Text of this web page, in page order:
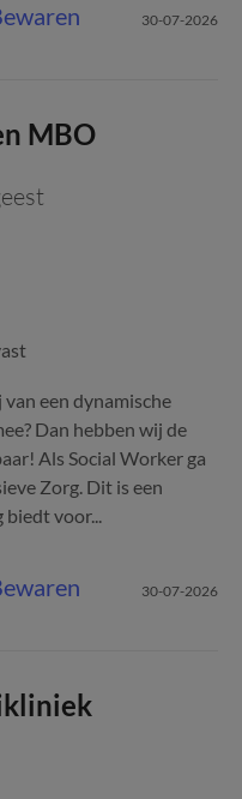
30-07-2026
MBO
een dynamische
Dan hebben wij de
Als Social Worker ga
Zorg. Dit is een
biedt voor...
30-07-2026